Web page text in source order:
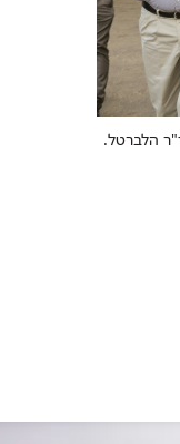
הלברטל.